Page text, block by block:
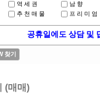
역세권 남향
추천매물 프리미엄
공휴일에도 상담 및
찾기
(매매)